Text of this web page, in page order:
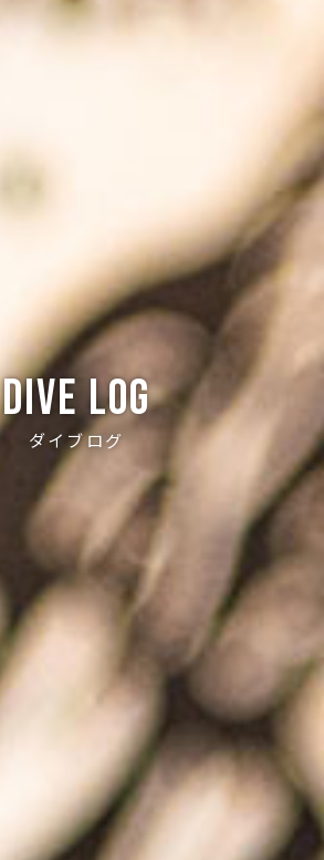
Dive log
ダイブログ